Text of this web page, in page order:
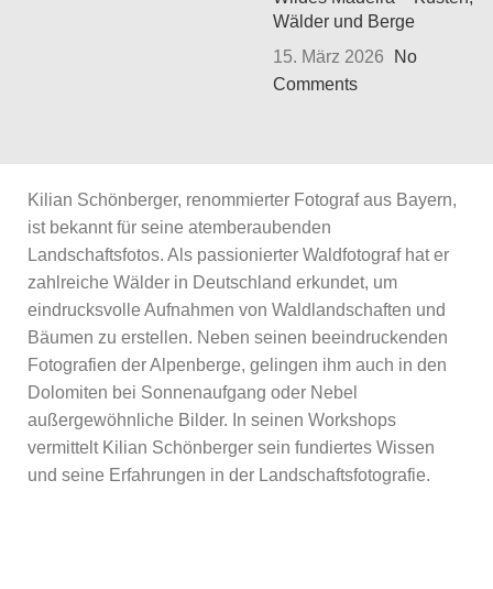
Wälder und Berge
15. März 2026
No
Comments
Kilian Schönberger, renommierter Fotograf aus Bayern,
ist bekannt für seine atemberaubenden
Landschaftsfotos. Als passionierter Waldfotograf hat er
zahlreiche Wälder in Deutschland erkundet, um
eindrucksvolle Aufnahmen von Waldlandschaften und
Bäumen zu erstellen. Neben seinen beeindruckenden
Fotografien der Alpenberge, gelingen ihm auch in den
Dolomiten bei Sonnenaufgang oder Nebel
außergewöhnliche Bilder. In seinen Workshops
vermittelt Kilian Schönberger sein fundiertes Wissen
und seine Erfahrungen in der Landschaftsfotografie.